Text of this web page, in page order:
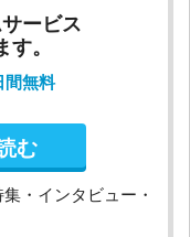
ービス
。
間無料
む
・インタビュー・